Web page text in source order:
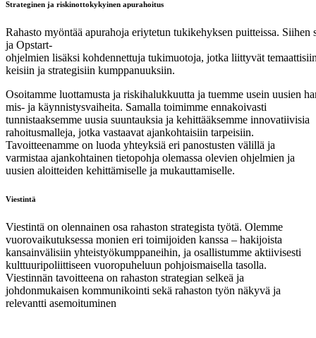
Strateginen ja riskinottokykyinen apurahoitus
Rahasto myöntää apurahoja eriytetun tukikehyksen puitteissa.
ja Opstart-
ohjelmien lisäksi kohdennettuja tukimuotoja, jotka liittyvät
keisiin ja strategisiin kumppanuuksiin.
Osoitamme luottamusta ja riskihalukkuutta ja tuemme usein uusien
mis- ja käynnistysvaiheita. Samalla toimimme ennakoivasti
tunnistaaksemme uusia suuntauksia ja kehittääksemme innovatiivisia
rahoitusmalleja, jotka vastaavat ajankohtaisiin tarpeisiin.
Tavoitteenamme on luoda yhteyksiä eri panostusten välillä ja
varmistaa ajankohtainen tietopohja olemassa olevien ohjelmien ja
uusien aloitteiden kehittämiselle ja mukauttamiselle.
Viestintä
Viestintä on olennainen osa rahaston strategista työtä. Olemme
vuorovaikutuksessa monien eri toimijoiden kanssa – hakijoista
kansainvälisiin yhteistyökumppaneihin, ja osallistumme aktiivisesti
kulttuuripoliittiseen vuoropuheluun pohjoismaisella tasolla.
Viestinnän tavoitteena on rahaston strategian selkeä ja
johdonmukaisen kommunikointi sekä rahaston työn näkyvä ja
relevantti asemoituminen